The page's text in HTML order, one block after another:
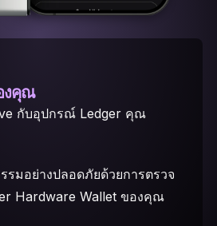
งคุณ
กับอุปกรณ์ Ledger คุณ
รมอย่างปลอดภัยด้วยการตรวจ
Hardware Wallet ของคุณ